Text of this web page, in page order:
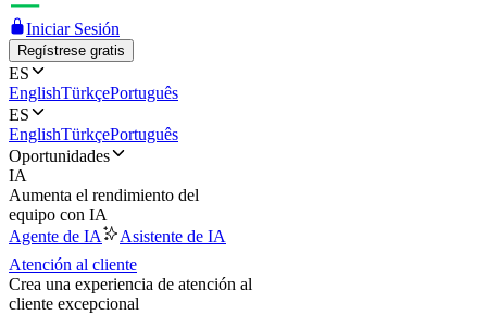
Iniciar Sesión
Regístrese gratis
ES
EnglishTürkçePortuguês
ES
EnglishTürkçePortuguês
Oportunidades
IA
Aumenta el rendimiento del
equipo con IA
Agente de IA
Asistente de IA
Atención al cliente
Crea una experiencia de atención al
cliente excepcional